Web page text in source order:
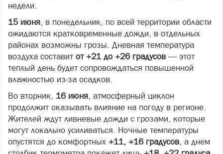
недели.
15 июня, в понедельник, по всей территории области
ожидаются кратковременные дожди, в отдельных
районах возможны грозы. Дневная температура
воздуха составит от +21 до +26 градусов — этот
теплый день будет сопровождаться повышенной
влажностью из‑за осадков.
Во вторник, 16 июня, атмосферный циклон
продолжит оказывать влияние на погоду в регионе.
Жителей ждут ливневые дожди с грозами, которые
могут локально усиливаться. Ночные температуры
опустятся до комфортных +11, +16 градусов, а днем